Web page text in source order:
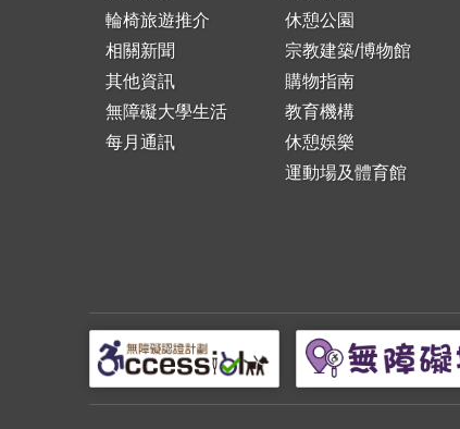
輪椅旅遊推介
相關新聞
其他資訊
無障礙大學生活
每月通訊
休憩公園
宗教建築/博物館
購物指南
教育機構
休憩娛樂
運動場及體育館